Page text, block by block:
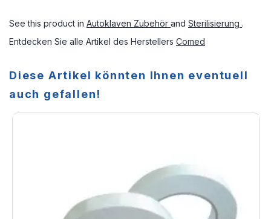
See this product in Autoklaven Zubehör and Sterilisierung .
Entdecken Sie alle Artikel des Herstellers Comed
Diese Artikel könnten Ihnen eventuell
auch gefallen!